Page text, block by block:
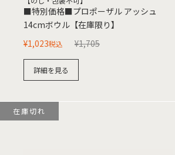
■特別価格■プロポーザル アッシュ
14cmボウル【在庫限り】
¥1,705
¥1,023税込
詳細を見る
在庫切れ